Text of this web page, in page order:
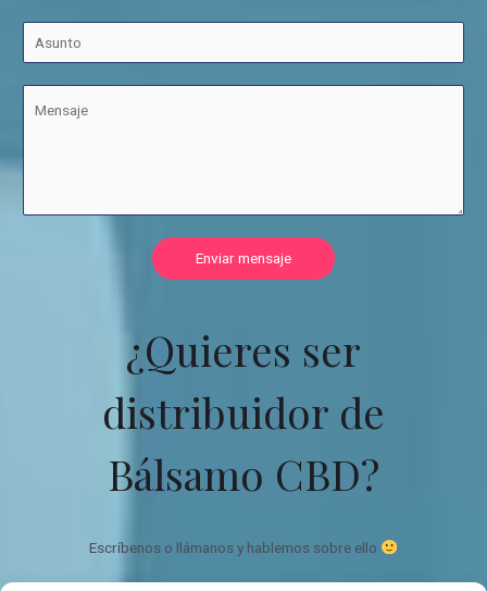
Enviar mensaje
¿Quieres ser
distribuidor de
Bálsamo CBD?
Escríbenos o llámanos y hablemos sobre ello